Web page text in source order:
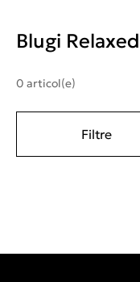
Blugi
0 articol(e)
Filtre